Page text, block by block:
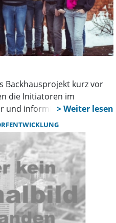
Backhausprojekt kurz vor
die Initiatoren im
und informieren über den
Backofens. Alle
das Vorhaben zu